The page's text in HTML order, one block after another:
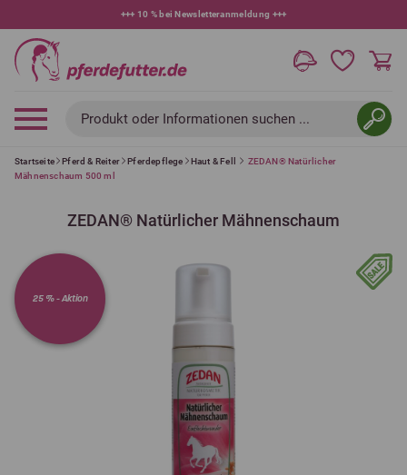
+++ 10 % bei Newsletteranmeldung +++
Produkt oder Informationen suchen ...
Startseite Pferd & Reiter Pferdepflege Haut & Fell
ZEDAN® Natürlicher
Mähnenschaum 500 ml
ZEDAN® Natürlicher Mähnenschaum
25 % - Aktion